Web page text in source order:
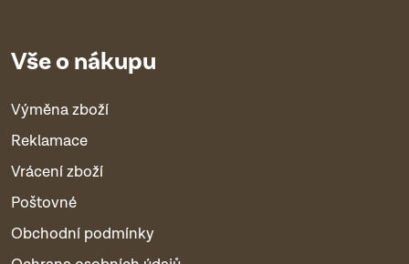
Vše o nákupu
Výměna zboží
Reklamace
Vrácení zboží
Poštovné
Obchodní podmínky